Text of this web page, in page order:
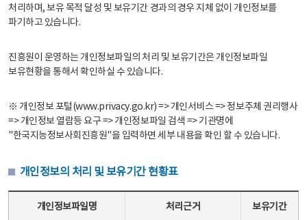
처리하며, 보유 목적 달성 및 보유기간 경과의 경우 지체 없이 개인정보를
파기하고 있습니다.
진흥원이 운영하는 개인정보파일의 처리 및 보유기간은 개인정보파일
보유현황을 통해서 확인하실 수 있습니다.
※ 개인정보 포털(www.privacy.go.kr) => 개인서비스 => 정보주체 권리행사
=> 개인정보 열람등 요구 => 개인정보파일 검색 => 기관명에
"한국지능정보사회진흥원"을 입력하면 세부 내용을 확인 할 수 있습니다.
개인정보의 처리 및 보유기간 현황표
개인정보파일명 처리근거 보유기간